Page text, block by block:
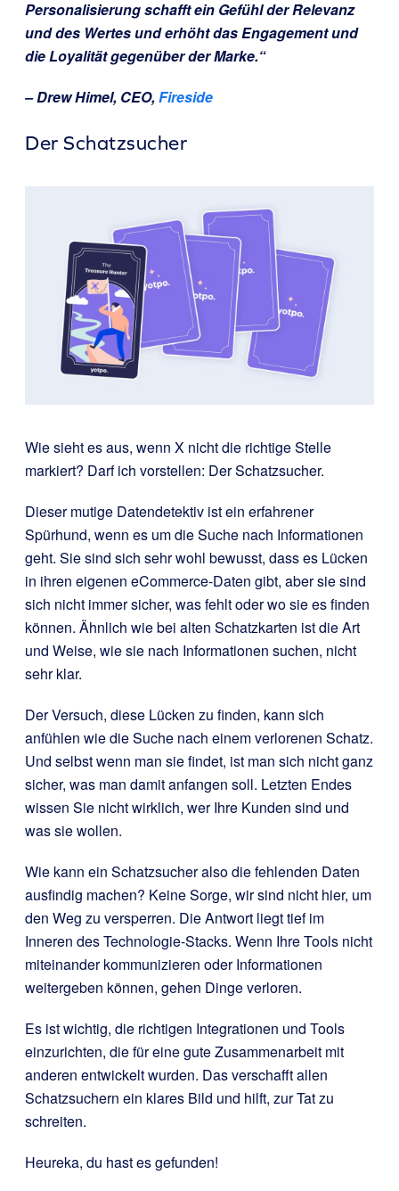
Personalisierung schafft ein Gefühl der Relevanz
und des Wertes und erhöht das Engagement und
die Loyalität gegenüber der Marke.“
– Drew Himel, CEO,Fireside
Der Schatzsucher
Wie sieht es aus, wenn X nicht die richtige Stelle
markiert? Darf ich vorstellen: Der Schatzsucher.
Dieser mutige Datendetektiv ist ein erfahrener
Spürhund, wenn es um die Suche nach Informationen
geht. Sie sind sich sehr wohl bewusst, dass es Lücken
in ihren eigenen eCommerce-Daten gibt, aber sie sind
sich nicht immer sicher, was fehlt oder wo sie es finden
können. Ähnlich wie bei alten Schatzkarten ist die Art
und Weise, wie sie nach Informationen suchen, nicht
sehr klar.
Der Versuch, diese Lücken zu finden, kann sich
anfühlen wie die Suche nach einem verlorenen Schatz.
Und selbst wenn man sie findet, ist man sich nicht ganz
sicher, was man damit anfangen soll. Letzten Endes
wissen Sie nicht wirklich, wer Ihre Kunden sind und
was sie wollen.
Wie kann ein Schatzsucher also die fehlenden Daten
ausfindig machen? Keine Sorge, wir sind nicht hier, um
den Weg zu versperren. Die Antwort liegt tief im
Inneren des Technologie-Stacks. Wenn Ihre Tools nicht
miteinander kommunizieren oder Informationen
weitergeben können, gehen Dinge verloren.
Es ist wichtig, die richtigen Integrationen und Tools
einzurichten, die für eine gute Zusammenarbeit mit
anderen entwickelt wurden. Das verschafft allen
Schatzsuchern ein klares Bild und hilft, zur Tat zu
schreiten.
Heureka, du hast es gefunden!